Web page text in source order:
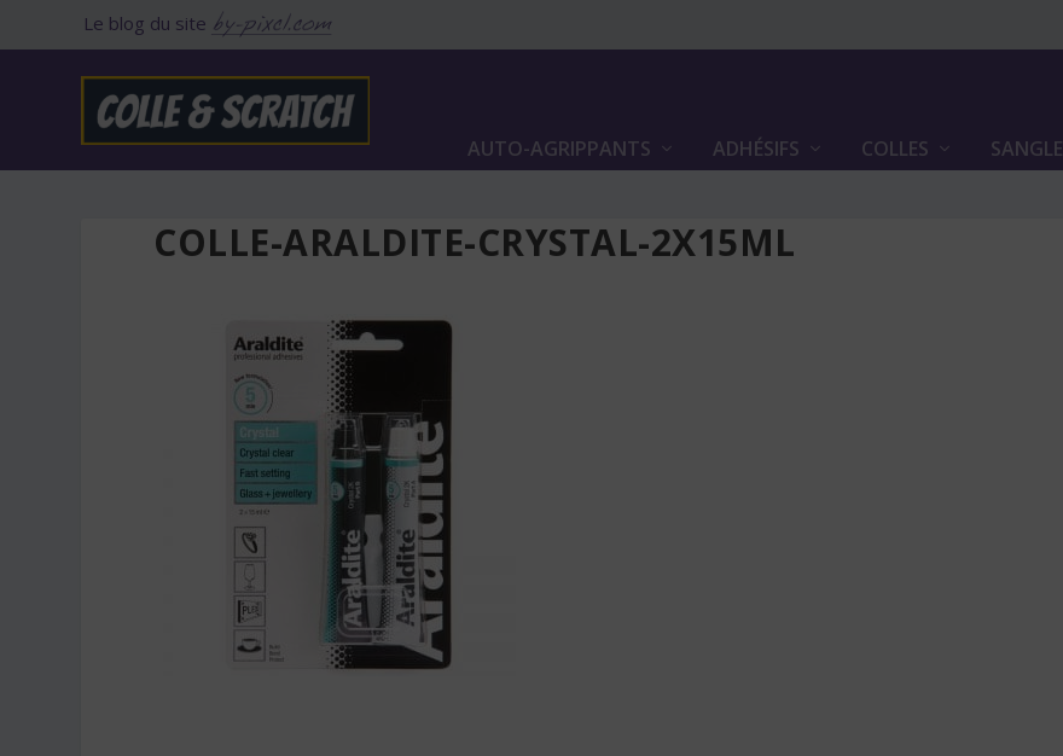
Le blog du site
AUTO-AGRIPPANTS ADHÉSIFS COLLES
COLLE-ARALDITE-CRYSTAL-2X15ML